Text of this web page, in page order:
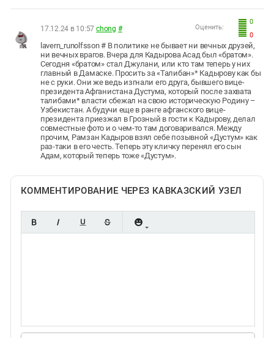
0
0
Оценить:
17.12.24 в 10:57 chong #
lavern_runolfsson # В политике не бывает ни вечных друзей,
ни вечных врагов. Вчера для Кадырова Асад был «братом».
Сегодня «братом» стал Джулани, или кто там теперь у них
главный в Дамаске. Просить за «Талибан»* Кадырову как бы
не с руки. Они же ведь изгнали его друга, бывшего вице-
президента Афганистана Дустума, который после захвата
талибами* власти сбежал на свою историческую Родину –
Узбекистан. А будучи еще в ранге афганского вице-
президента приезжал в Грозный в гости к Кадырову, делал
совместные фото и о чем-то там договаривался. Между
прочим, Рамзан Кадыров взял себе позывной «Дустум» как
раз-таки в его честь. Теперь эту кличку перенял его сын
Адам, который теперь тоже «Дустум».
КОММЕНТИРОВАНИЕ ЧЕРЕЗ КАВКАЗСКИЙ УЗЕЛ